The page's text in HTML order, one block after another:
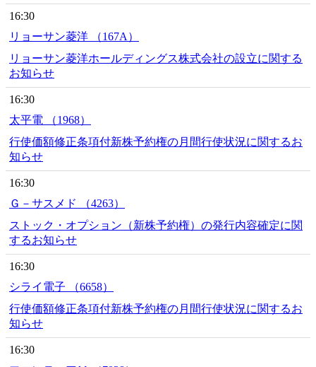
16:30
リョーサン菱洋 （167A）
リョーサン菱洋ホールディングス株式会社の設立に関する
お知らせ
16:30
太平電 （1968）
行使価額修正条項付新株予約権の月間行使状況に関するお
知らせ
16:30
Ｇ－サスメド （4263）
ストック・オプション（新株予約権）の発行内容確定に関
するお知らせ
16:30
シライ電子 （6658）
行使価額修正条項付新株予約権の月間行使状況に関するお
知らせ
16:30